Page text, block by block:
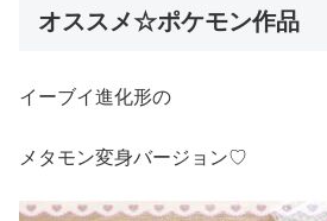
オススメ☆ポケモン作品
イーブイ進化形の
メタモン変身バージョン♡